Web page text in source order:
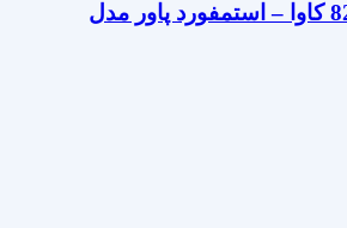
دیزل ژنراتور ایوکو 82 کاوا – استمفورد پاور مدل